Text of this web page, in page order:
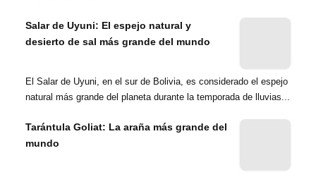
Salar de Uyuni: El espejo natural y
desierto de sal más grande del mundo
El Salar de Uyuni, en el sur de Bolivia, es considerado el espejo
natural más grande del planeta durante la temporada de lluvias...
Tarántula Goliat: La araña más grande del
mundo